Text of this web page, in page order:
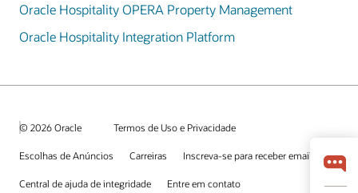
Oracle Hospitality OPERA Property Management
Oracle Hospitality Integration Platform
© 2026 Oracle Termos de Uso e Privacidade
Escolhas de Anúncios Carreiras Inscreva-se para receber emails
Central de ajuda de integridade Entre em contato